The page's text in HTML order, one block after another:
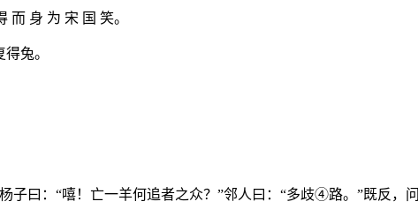
而 身 为 宋 国 笑。
兔。
曰：“嘻！亡一羊何追者之众？”邻人曰：“多歧④路。”既反，